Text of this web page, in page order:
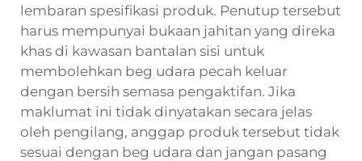
lembaran spesifikasi produk. Penutup tersebut
harus mempunyai bukaan jahitan yang direka
khas di kawasan bantalan sisi untuk
membolehkan beg udara pecah keluar
dengan bersih semasa pengaktifan. Jika
maklumat ini tidak dinyatakan secara jelas
oleh pengilang, anggap produk tersebut tidak
sesuai dengan beg udara dan jangan pasang